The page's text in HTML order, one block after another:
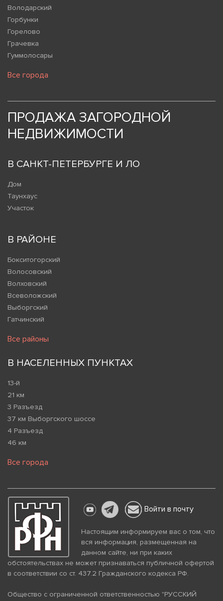
Володарский
Горбунки
Горелово
Грачевка
Гуммолосары
Все города
ПРОДАЖА ЗАГОРОДНОЙ
НЕДВИЖИМОСТИ
В САНКТ-ПЕТЕРБУРГЕ И ЛО
Дом
Таунхаус
Участок
В РАЙОНЕ
Бокситогорский
Волосовский
Волховский
Всеволожский
Выборгский
Гатчинский
Все районы
В НАСЕЛЕННЫХ ПУНКТАХ
13-й
21 км
3 Разъезд
37 км Выборгского шоссе
4 Разъезд
46 км
Все города
Войти в почту
Настоящим информируем вас о том, что
вся информация, размещенная на
данном сайте, ни при каких
обстоятельствах не может признаваться публичной офертой
в соответствии со ст. 437.2 Гражданского кодекса РФ.
Общество с ограниченной ответственностью "РУССКИЙ